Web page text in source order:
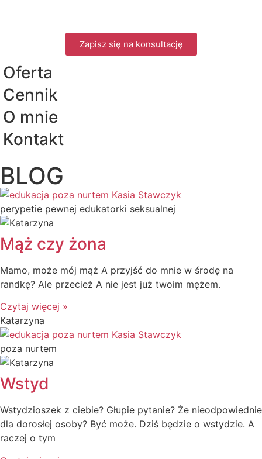
Zapisz się na konsultację
Oferta
Cennik
O mnie
Kontakt
BLOG
perypetie pewnej edukatorki seksualnej
Mąż czy żona
Mamo, może mój mąż A przyjść do mnie w środę na
randkę? Ale przecież A nie jest już twoim mężem.
Czytaj więcej »
Katarzyna
poza nurtem
Wstyd
Wstydzioszek z ciebie? Głupie pytanie? Że nieodpowiednie
dla dorosłej osoby? Być może. Dziś będzie o wstydzie. A
raczej o tym